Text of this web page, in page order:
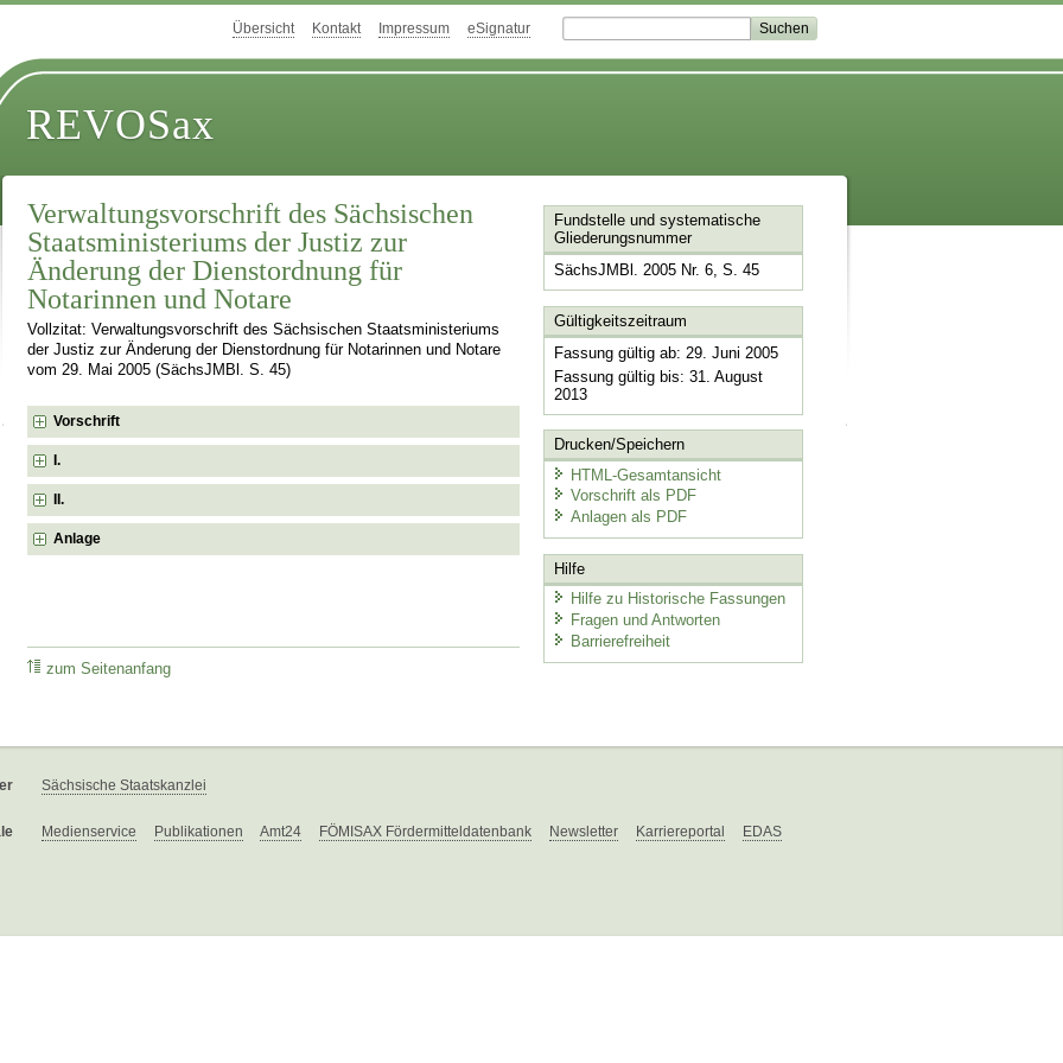
Übersicht Kontakt Impressum eSignatur
REVOSax
Verwaltungsvorschrift des Sächsischen
Staatsministeriums der Justiz zur
Änderung der Dienstordnung für
Notarinnen und Notare
Vollzitat: Verwaltungsvorschrift des Sächsischen Staatsministeriums
der Justiz zur Änderung der Dienstordnung für Notarinnen und Notare
vom 29. Mai 2005 (SächsJMBl. S. 45)
Vorschrift
I.
II.
Anlage
zum Seitenanfang
Fundstelle und systematische
Gliederungsnummer
SächsJMBl. 2005 Nr. 6, S. 45
Gültigkeitszeitraum
Fassung gültig ab: 29. Juni 2005
Fassung gültig bis: 31. August
2013
Drucken/Speichern
HTML-Gesamtansicht
Vorschrift als PDF
Anlagen als PDF
Hilfe
Hilfe zu Historische Fassungen
Fragen und Antworten
Barrierefreiheit
Sächsische Staatskanzlei
Medienservice Publikationen Amt24 FÖMISAX Fördermitteldatenbank Newsletter Karriereportal EDAS